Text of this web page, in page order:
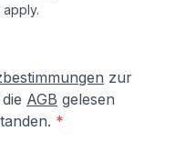
apply.
zur
AGB gelesen
*